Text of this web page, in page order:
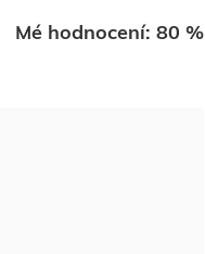
Mé hodnocení: 80 %